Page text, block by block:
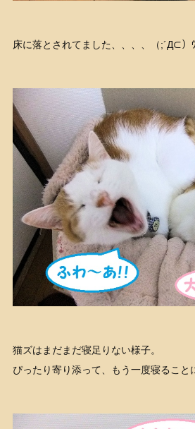
床に落とされてました、、、、（;´Д⊂）
猫ズはまだまだ寝足りない様子。
ぴったり寄り添って、もう一度寝ること